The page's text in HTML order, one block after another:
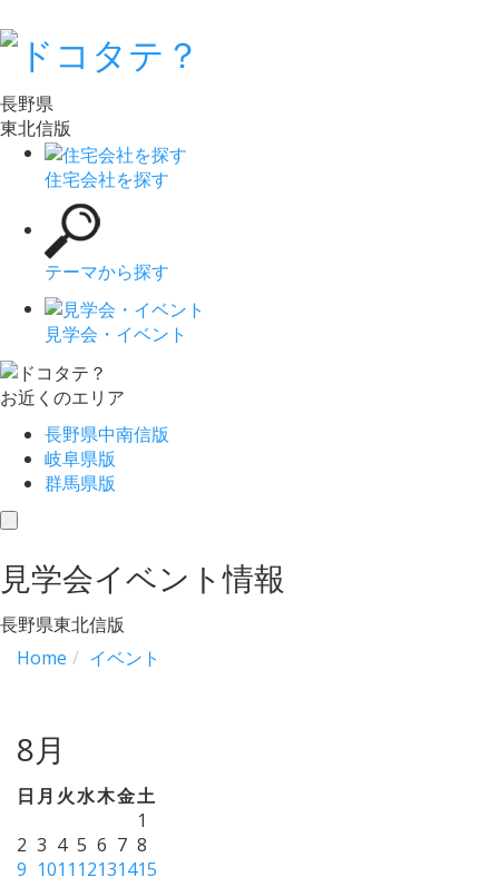
長野県
東北信版
住宅会社を探す
テーマから探す
見学会・イベント
お近くのエリア
長野県中南信版
岐阜県版
群馬県版
toggle
見学会イベント情報
長野県東北信版
Home
イベント
8月
日 月 火水木金土
1
2 3 4 5 6 7 8
9 1011 12131415